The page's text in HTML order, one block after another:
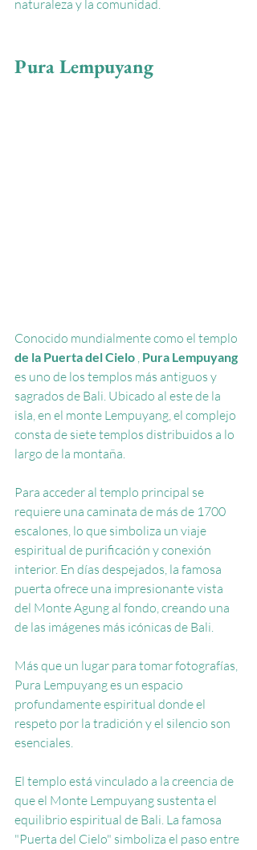
naturaleza y la comunidad.
Pura Lempuyang
Conocido mundialmente como el templo
de la Puerta del Cielo , Pura Lempuyang
es uno de los templos más antiguos y
sagrados de Bali. Ubicado al este de la
isla, en el monte Lempuyang, el complejo
consta de siete templos distribuidos a lo
largo de la montaña.
Para acceder al templo principal se
requiere una caminata de más de 1700
escalones, lo que simboliza un viaje
espiritual de purificación y conexión
interior. En días despejados, la famosa
puerta ofrece una impresionante vista
del Monte Agung al fondo, creando una
de las imágenes más icónicas de Bali.
Más que un lugar para tomar fotografías,
Pura Lempuyang es un espacio
profundamente espiritual donde el
respeto por la tradición y el silencio son
esenciales.
El templo está vinculado a la creencia de
que el Monte Lempuyang sustenta el
equilibrio espiritual de Bali. La famosa
"Puerta del Cielo" simboliza el paso entre